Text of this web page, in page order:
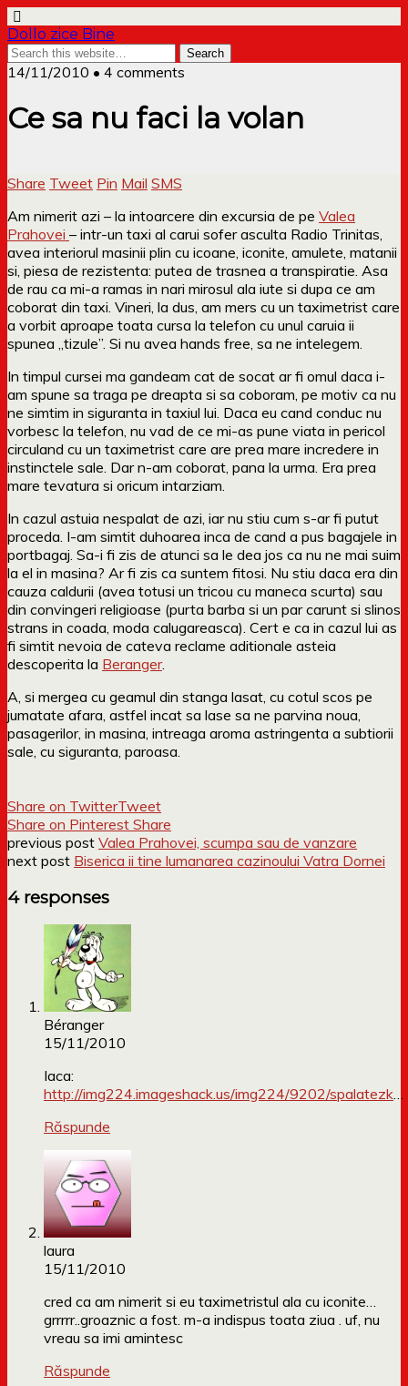
Dollo zice Bine
14/11/2010 • 4 comments
Ce sa nu faci la volan
Share Tweet Pin Mail SMS
Am nimerit azi – la intoarcere din excursia de pe Valea
Prahovei – intr-un taxi al carui sofer asculta Radio Trinitas,
avea interiorul masinii plin cu icoane, iconite, amulete, matanii
si, piesa de rezistenta: putea de trasnea a transpiratie. Asa
de rau ca mi-a ramas in nari mirosul ala iute si dupa ce am
coborat din taxi. Vineri, la dus, am mers cu un taximetrist care
a vorbit aproape toata cursa la telefon cu unul caruia ii
spunea „tizule”. Si nu avea hands free, sa ne intelegem.
In timpul cursei ma gandeam cat de socat ar fi omul daca i-
am spune sa traga pe dreapta si sa coboram, pe motiv ca nu
ne simtim in siguranta in taxiul lui. Daca eu cand conduc nu
vorbesc la telefon, nu vad de ce mi-as pune viata in pericol
circuland cu un taximetrist care are prea mare incredere in
instinctele sale. Dar n-am coborat, pana la urma. Era prea
mare tevatura si oricum intarziam.
In cazul astuia nespalat de azi, iar nu stiu cum s-ar fi putut
proceda. I-am simtit duhoarea inca de cand a pus bagajele in
portbagaj. Sa-i fi zis de atunci sa le dea jos ca nu ne mai suim
la el in masina? Ar fi zis ca suntem fitosi. Nu stiu daca era din
cauza caldurii (avea totusi un tricou cu maneca scurta) sau
din convingeri religioase (purta barba si un par carunt si slinos
strans in coada, moda calugareasca). Cert e ca in cazul lui as
fi simtit nevoia de cateva reclame aditionale asteia
descoperita la Beranger.
A, si mergea cu geamul din stanga lasat, cu cotul scos pe
jumatate afara, astfel incat sa lase sa ne parvina noua,
pasagerilor, in masina, intreaga aroma astringenta a subtiorii
sale, cu siguranta, paroasa.
Share on TwitterTweet
Share on Pinterest Share
previous post Valea Prahovei, scumpa sau de vanzare
next post Biserica ii tine lumanarea cazinoului Vatra Dornei
4 responses
Béranger
15/11/2010
Iaca:
http://img224.imageshack.us/img224/9202/spalatezk…
Răspunde
laura
15/11/2010
cred ca am nimerit si eu taximetristul ala cu iconite…
grrrrr..groaznic a fost. m-a indispus toata ziua . uf, nu
vreau sa imi amintesc
Răspunde